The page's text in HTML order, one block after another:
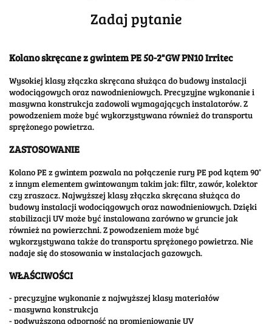
Zadaj pytanie
Kolano skręcane z gwintem PE 50-2"GW PN10 Irritec
Wysokiej klasy złączka skręcana służąca do budowy instalacji
wodociągowych oraz nawodnieniowych. Precyzyjne wykonanie i
masywna konstrukcja zadowoli wymagających instalatorów. Z
powodzeniem może być wykorzystywana również do transportu
sprężonego powietrza.
ZASTOSOWANIE
Kolano PE z gwintem pozwala na połączenie rury PE pod kątem 90°
z innym elementem gwintowanym takim jak: filtr, zawór, kolektor
czy zraszacz. Najwyższej klasy złączka skręcana służąca do
budowy instalacji wodociągowych oraz nawodnieniowych. Dzięki
stabilizacji UV może być instalowana zarówno w gruncie jak
również na powierzchni. Z powodzeniem może być
wykorzystywana także do transportu sprężonego powietrza. Nie
nadaje się do stosowania w instalacjach gazowych.
WŁAŚCIWOŚCI
- precyzyjne wykonanie z najwyższej klasy materiałów
- masywna konstrukcja
- podwyższona odporność na promieniowanie UV